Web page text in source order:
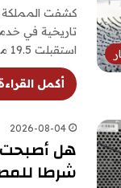
كشفت المملكة
استقبلت 19.5 مليون حاج…
أكمل
2026-08-04
هل أصبحت
شرطا